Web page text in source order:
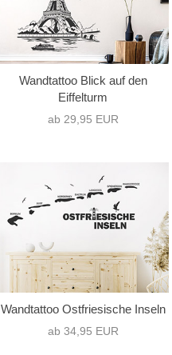
Wandtattoo Blick auf den
Eiffelturm
ab 29,95 EUR
Wandtattoo Ostfriesische Inseln
ab 34,95 EUR